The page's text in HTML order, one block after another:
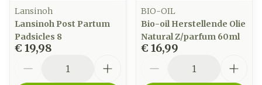
Lansinoh
Lansinoh Post Partum
Padsicles 8
€ 19,98
BIO-OIL
Bio-oil Herstellende Olie
Natural Z/parfum 60ml
€ 16,99